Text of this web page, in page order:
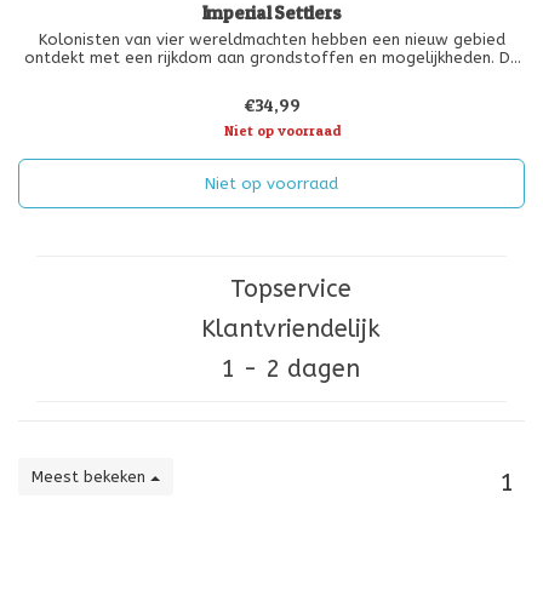
Imperial Settlers
Kolonisten van vier wereldmachten hebben een nieuw gebied
ontdekt met een rijkdom aan grondstoffen en mogelijkheden. De
verleggen. Ze bouwen ni
€34,99
Niet op voorraad
Niet op voorraad
Topservice
Klantvriendelijk
1 - 2 dagen
Meest bekeken 1